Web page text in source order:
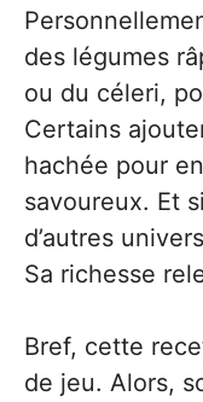
des légumes
ou du céleri,
Certains
hachée pour
savoureux. Et
d’autres
Sa richesse
Bref, cette
de jeu. Alors,